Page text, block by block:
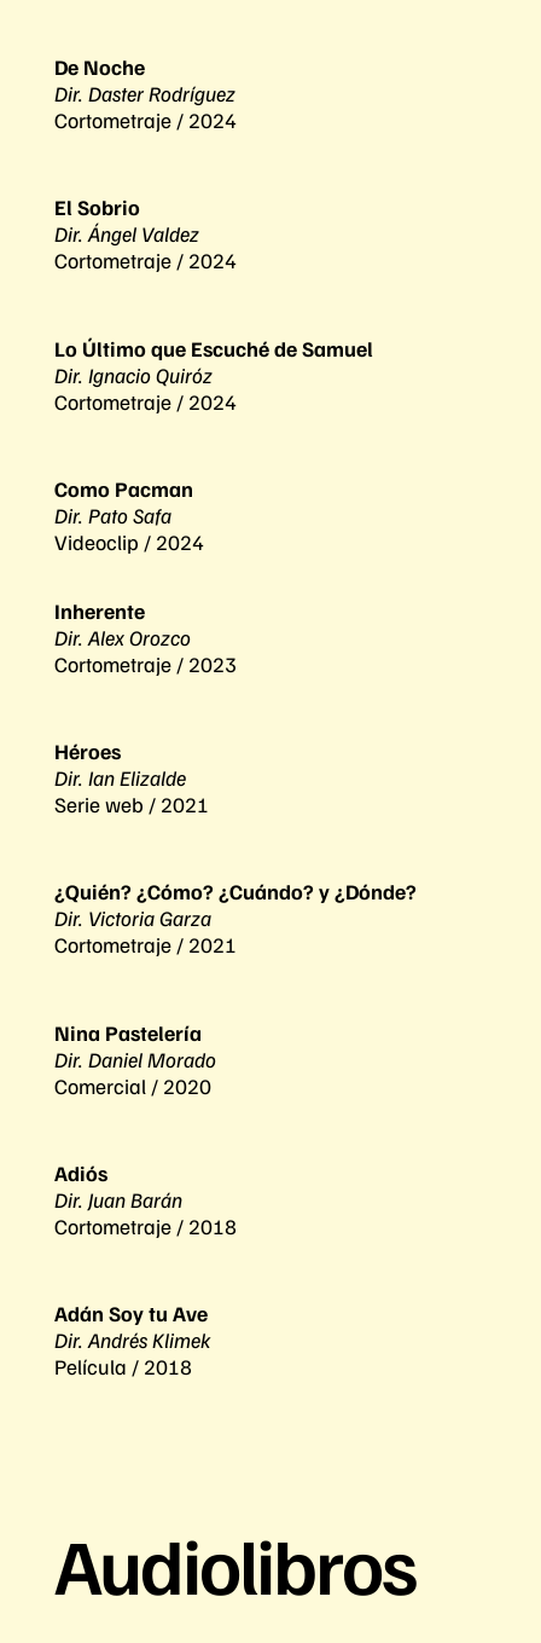
De Noche
Dir. Daster Rodríguez
Cortometraje / 2024
El Sobrio
Dir. Ángel Valdez
Cortometraje / 2024
Lo Último que Escuché de Samuel
Dir. Ignacio Quiróz
Cortometraje / 2024
Como Pacman
Dir. Pato Safa
Videoclip / 2024
Inherente
Dir. Alex Orozco
Cortometraje / 2023
Héroes
Dir. Ian Elizalde
Serie web / 2021
¿Quién? ¿Cómo? ¿Cuándo? y ¿Dónde?
Dir. Victoria Garza
Cortometraje / 2021
Nina Pastelería
Dir. Daniel Morado
Comercial / 2020
Adiós
Dir. Juan Barán
Cortometraje / 2018
Adán Soy tu Ave
Dir. Andrés Klimek
Película / 2018
Audiolibros